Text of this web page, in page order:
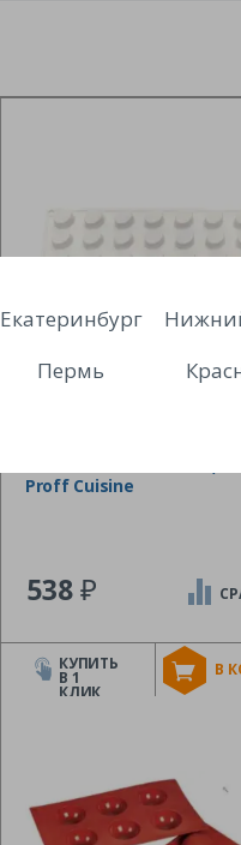
Proff Cuisine
538₽
В
КУПИТЬ
В 1
КЛИК
Екатеринбург
Пермь